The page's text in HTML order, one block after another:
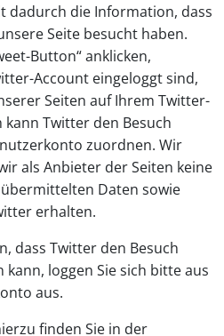
dadurch die Information, dass
Seite besucht haben.
Button“ anklicken,
Account eingeloggt sind,
Seiten auf Ihrem Twitter-
Twitter den Besuch
zuordnen. Wir
als Anbieter der Seiten keine
Daten sowie
erhalten.
dass Twitter den Besuch
loggen Sie sich bitte aus
aus.
finden Sie in der